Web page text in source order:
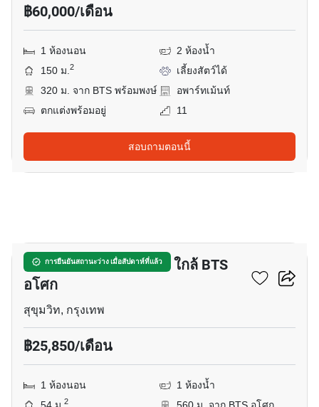
฿60,000/เดือน
1 ห้องนอน
2 ห้องน้ำ
150 ม.2
เลี้ยงสัตว์ได้
320 ม. จาก BTS พร้อมพงษ์
อพาร์ทเม้นท์
ตกแต่งพร้อมอยู่
11
สอบถามตอนนี้
การยืนยันสถานะว่าง เมื่อสัปดาห์ที่แล้ว
อพาร์ทเมนต์ 1-ห้องนอน ใกล้ BTS
อโศก
สุขุมวิท, กรุงเทพ
฿25,850/เดือน
1 ห้องนอน
1 ห้องน้ำ
2